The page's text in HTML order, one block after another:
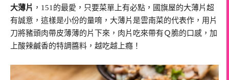
大薄片 ，151的最愛，只要菜單上有必點，國旗屋的大薄片超
有誠意，這樣是小份的量唷，大薄片是雲南菜的代表作，用片
刀將豬頭肉帶皮薄薄的片下來，肉片吃來帶有Ｑ脆的口感，加
上酸辣鹹香的特調醬料，越吃越上癮！